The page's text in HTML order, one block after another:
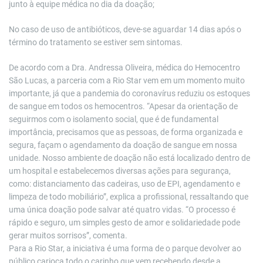
junto à equipe médica no dia da doação;
No caso de uso de antibióticos, deve-se aguardar 14 dias após o
término do tratamento se estiver sem sintomas.
De acordo com a Dra. Andressa Oliveira, médica do Hemocentro
São Lucas, a parceria com a Rio Star vem em um momento muito
importante, já que a pandemia do coronavírus reduziu os estoques
de sangue em todos os hemocentros. “Apesar da orientação de
seguirmos com o isolamento social, que é de fundamental
importância, precisamos que as pessoas, de forma organizada e
segura, façam o agendamento da doação de sangue em nossa
unidade. Nosso ambiente de doação não está localizado dentro de
um hospital e estabelecemos diversas ações para segurança,
como: distanciamento das cadeiras, uso de EPI, agendamento e
limpeza de todo mobiliário”, explica a profissional, ressaltando que
uma única doação pode salvar até quatro vidas. “O processo é
rápido e seguro, um simples gesto de amor e solidariedade pode
gerar muitos sorrisos”, comenta.
Para a Rio Star, a iniciativa é uma forma de o parque devolver ao